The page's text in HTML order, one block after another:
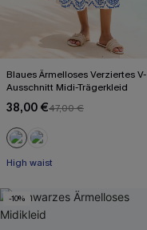
Blaues Ärmelloses Verziertes V-
Ausschnitt Midi-Trägerkleid
38,00 €47,00 €
High waist
-10%